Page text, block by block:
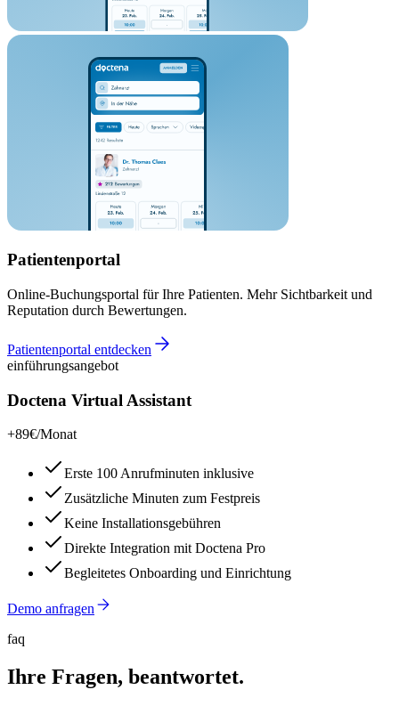
Patientenportal
Online-Buchungsportal für Ihre Patienten. Mehr Sichtbarkeit und
Reputation durch Bewertungen.
Patientenportal entdecken
einführungsangebot
Doctena Virtual Assistant
+89€/Monat
Erste 100 Anrufminuten inklusive
Zusätzliche Minuten zum Festpreis
Keine Installationsgebühren
Direkte Integration mit Doctena Pro
Begleitetes Onboarding und Einrichtung
Demo anfragen
faq
Ihre Fragen, beantwortet.